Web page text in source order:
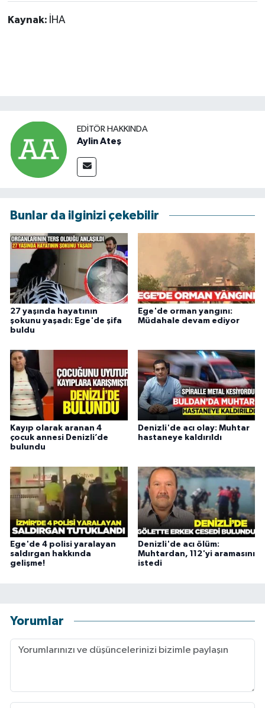
Kaynak: İHA
EDITÖR HAKKINDA
Aylin Ateş
Bunlar da ilginizi çekebilir
27 yaşında hayatının
şokunu yaşadı: Ege'de şifa
buldu
Ege'de orman yangını:
Müdahale devam ediyor
Kayıp olarak aranan 4
çocuk annesi Denizli’de
bulundu
Denizli'de acı olay: Muhtar
hastaneye kaldırıldı
Ege'de 4 polisi yaralayan
saldırgan hakkında
gelişme!
Denizli'de acı ölüm:
Muhtardan, 112'yi aramasını
istedi
Yorumlar